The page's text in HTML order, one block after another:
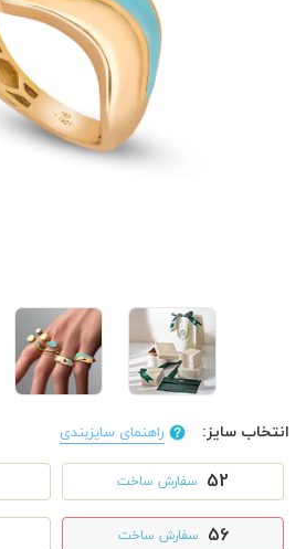
انتخاب سایز: راهنمای سایزبندی
52 سفارش ساخت
56 سفارش ساخت